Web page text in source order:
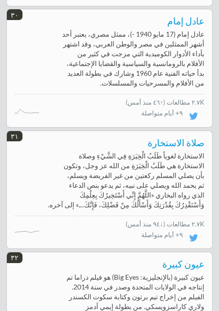
٣٠
عادل إمام
عادل إمام (17 مايو 1940 -)، ممثل مصري، يعتبر أحد
أشهر الممثلين في مصر والوطن العربي، وقد اشتهر
بأداء الأدوار الكوميدية التي مزجت في كثير من
الأفلام بالرومانسية والسياسية والقضايا الإجتماعية،
بدأ حياته الفنية عام 1960 وشارك في بطولة العديد
من الأفلام والمسرحيات والمسلسلات.
٢.٧K مطالعات (↑٤٦ منذ أمس
)
٩+ أيام متواصلة
٣١
صلاة الاستخارة
الاستخارة لغوياً طَلَبُ الْخِيَرَةِ فِي الشَّيْءِ وصلاة
الاستخارة هي طَلَبُ الْخِيَرَةِ من الله عز وجل، وتكون
بأن يصلي المسلم ركعتين من غير الفريضة ويسلم،
ثم يحمد الله ويصلي على نبيه، ثم يدعو بنص الدعاء
الذي رواه البخاري «اللَّهُمَّ إِنِّي أَسْتَخِيرُكَ بِعِلْمِكَ
وَأَسْتَقْدِرُكَ بِقُدْرَتِكَ وَأَسْأَلُكَ مِنْ فَضْلِكَ، فَإِنَّكَ....» إلى آخره.
٢.٧K مطالعات (↓٩٤ منذ أمس
)
٩+ أيام متواصلة
٣٢
عيون كبيرة
عيون كبيرة (بالإنجليزية: Big Eyes) هو فيلم دراما تم
إنتاجه في الولايات المتحدة وصدر في سنة 2014.
الفيلم من إخراج تيم برتون وكتابة سكوت الكسندر
ولاري كاراسزويسكي. من بطولة إيمي آدمز